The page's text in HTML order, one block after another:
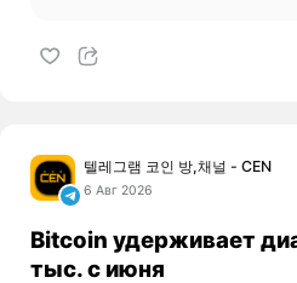
텔레그램 코인 방,채널 - CEN
6 Авг 2026
Bitcoin удерживает
тыс. с июня